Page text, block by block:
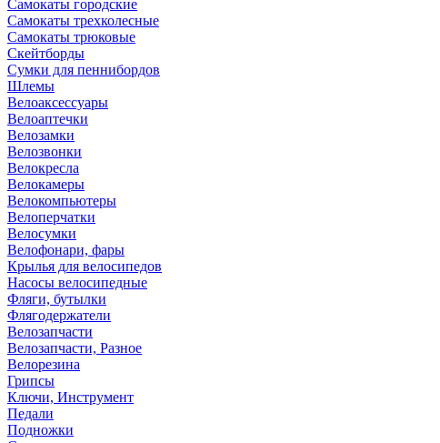
Самокаты городские
Самокаты трехколесные
Самокаты трюковые
Скейтборды
Сумки для пеннибордов
Шлемы
Велоаксессуары
Велоаптечки
Велозамки
Велозвонки
Велокресла
Велокамеры
Велокомпьютеры
Велоперчатки
Велосумки
Велофонари, фары
Крылья для велосипедов
Насосы велосипедные
Фляги, бутылки
Флягодержатели
Велозапчасти
Велозапчасти, Разное
Велорезина
Грипсы
Ключи, Инструмент
Педали
Подножки